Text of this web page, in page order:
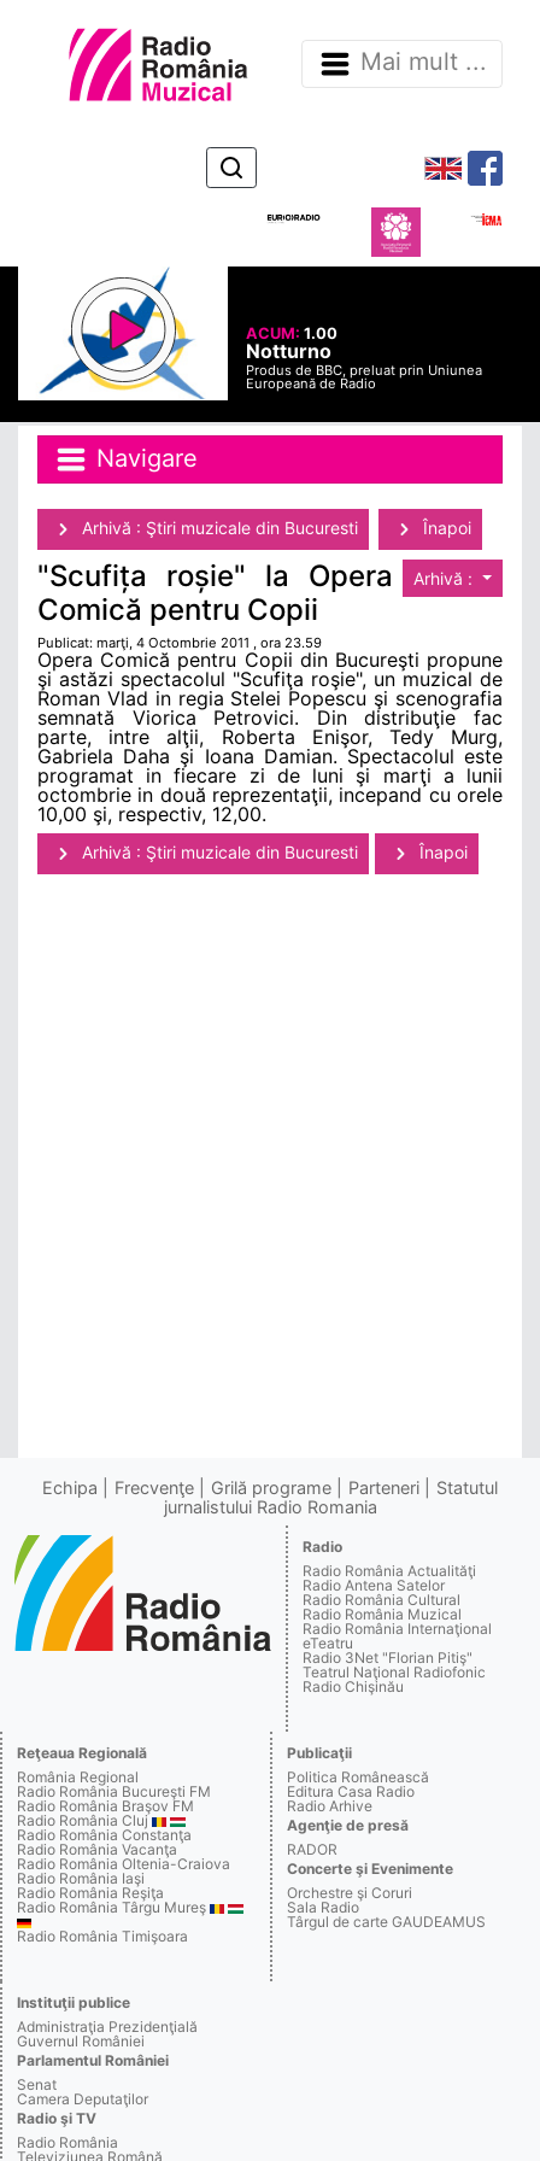
Mai mult ...
ACUM:1.00
Notturno
Produs de BBC, preluat prin Uniunea
Europeană de Radio
Navigare
Arhivă : Ştiri muzicale din Bucuresti Înapoi
Arhivă :
"Scufița roșie" la Opera
Comică pentru Copii
Publicat: marţi, 4 Octombrie 2011 , ora 23.59
Opera Comică pentru Copii din Bucureşti propune
şi astăzi spectacolul "Scufiţa roşie", un muzical de
Roman Vlad in regia Stelei Popescu şi scenografia
semnată Viorica Petrovici. Din distribuţie fac
parte, intre alţii, Roberta Enişor, Tedy Murg,
Gabriela Daha şi Ioana Damian. Spectacolul este
programat in fiecare zi de luni şi marţi a lunii
octombrie in două reprezentaţii, incepand cu orele
10,00 şi, respectiv, 12,00.
Arhivă : Ştiri muzicale din Bucuresti Înapoi
Echipa Frecvenţe Grilă programe Parteneri
Statutul
jurnalistului Radio Romania
Radio
Radio România Actualităţi
Radio Antena Satelor
Radio România Cultural
Radio România Muzical
Radio România Internaţional
eTeatru
Radio 3Net "Florian Pitiş"
Teatrul Naţional Radiofonic
Radio Chişinău
Reţeaua Regională
România Regional
Radio România Bucureşti FM
Radio România Braşov FM
Radio România Cluj
Radio România Constanţa
Radio România Vacanţa
Radio România Oltenia-Craiova
Radio România Iaşi
Radio România Reşiţa
Radio România Târgu Mureş
Radio România Timişoara
Publicaţii
Politica Românească
Editura Casa Radio
Radio Arhive
Agenţie de presă
RADOR
Concerte şi Evenimente
Orchestre şi Coruri
Sala Radio
Târgul de carte GAUDEAMUS
Instituţii publice
Administraţia Prezidenţială
Guvernul României
Parlamentul României
Senat
Camera Deputaţilor
Radio şi TV
Radio România
Televiziunea Română